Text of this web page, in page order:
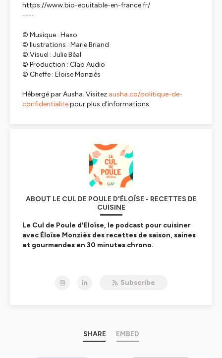
https://www.bio-equitable-en-france.fr/
----
© Musique : Haxo
© Ilustrations : Marie Briand
© Visuel : Julie Béal
© Production : Clap Audio
© Cheffe : Eloïse Monziès
Hébergé par Ausha. Visitez ausha.co/politique-de-
confidentialitepour plus d'informations.
ABOUT LE CUL DE POULE D'ÉLOÏSE - RECETTES DE
CUISINE
Le Cul de Poule d'Eloïse, le podcast pour cuisiner
avec Éloïse Monziès des recettes de saison, saines
et gourmandes en 30 minutes chrono.
à l’oreille, sans image et références visuelles, c'est une
légumes, saisir votre viande, cuire à la perfection vos
cookies… mais surtout, elle cuisinera avec vous !
Subscribe
SHARE EMBED